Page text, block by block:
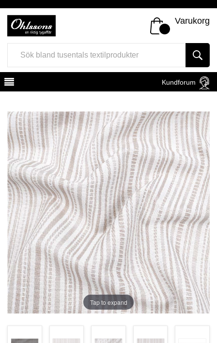
Varukorg
Kundforum
Register Sign In
Tap to expand